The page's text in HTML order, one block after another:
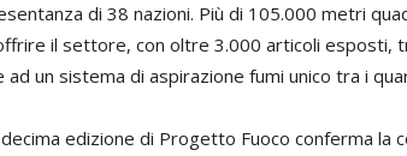
di 38 nazioni. Più di 105.000 metri
il settore, con oltre 3.000 articoli esposti,
ad un sistema di aspirazione fumi unico tra i
edizione di Progetto Fuoco conferma la